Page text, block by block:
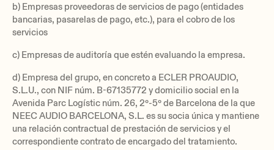
b) Empresas proveedoras de servicios de pago (entidades
bancarias, pasarelas de pago, etc.), para el cobro de los
servicios
c) Empresas de auditoría que estén evaluando la empresa.
d) Empresa del grupo, en concreto a ECLER PROAUDIO,
S.L.U., con NIF núm. B-67135772 y domicilio social en la
Avenida Parc Logístic núm. 26, 2º-5º de Barcelona de la que
NEEC AUDIO BARCELONA, S.L. es su socia única y mantiene
una relación contractual de prestación de servicios y el
correspondiente contrato de encargado del tratamiento.